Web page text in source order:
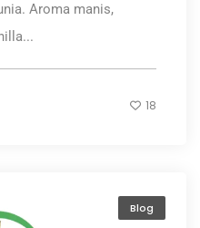
Aroma manis,
18
Blog